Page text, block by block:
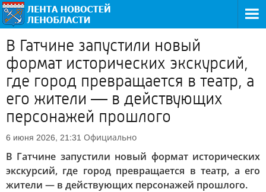
В Гатчине запустили новый
формат исторических экскурсий,
где город превращается в театр, а
его жители — в действующих
персонажей прошлого
6 июня 2026, 21:31 Официально
В Гатчине запустили новый формат исторических
экскурсий, где город превращается в театр, а его
жители — в действующих персонажей прошлого.